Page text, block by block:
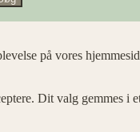
på vores
Dit valg gemmes i